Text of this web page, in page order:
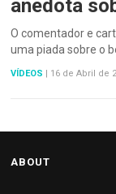
anedota
O comentador e
uma piada sobre o
VÍDEOS | 16 de Abril de
ABOUT